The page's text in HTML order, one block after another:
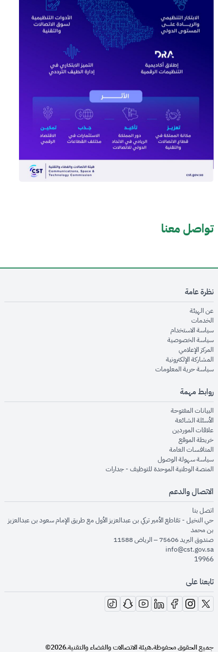
تواصل معنا
نظرة عامة
عن الهيئةopens in new window
الخدماتopens in new window
سياسة الاستخدامopens in new window
سياسة الخصوصيةopens in new window
المركز الإعلاميopens in new window
المشاركة الإلكترونيةopens in new window
سياسة حرية المعلوماتopens in new window
روابط مهمة
البيانات المفتوحةopens in new window
الأسئلة الشائعةopens in new window
علاقات الموردينopens in new window
خريطة الموقعopens in new window
المنافسات العامةopens in new window
سياسة سهولة الوصولopens in new window
المنصة الوطنية الموحدة للتوظيف - جداراتopens in new window
الاتصال والدعم
اتصل بنا
حي النخيل - تقاطع الأمير تركي بن عبدالعزيز الأول مع طريق الإمام سعود بن عبدالعزيز
بن محمد
صندوق البريد 75606 – الرياض 11588
info@cst.gov.sa
19966
تابعنا على
opens in new window
opens in new window
opens in new window
opens in new window
opens in new window
opens in new window
opens in new window
جميع الحقوق محفوظة.هيئة الاتصالات والفضاء والتقنية.
2026©